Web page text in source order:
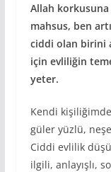
Allah korkusuna
mahsus, ben
ciddi olan birini
için evliliğin
yeter.
Kendi
güler yüzlü,
Ciddi evlilik
ilgili, anlayışlı,